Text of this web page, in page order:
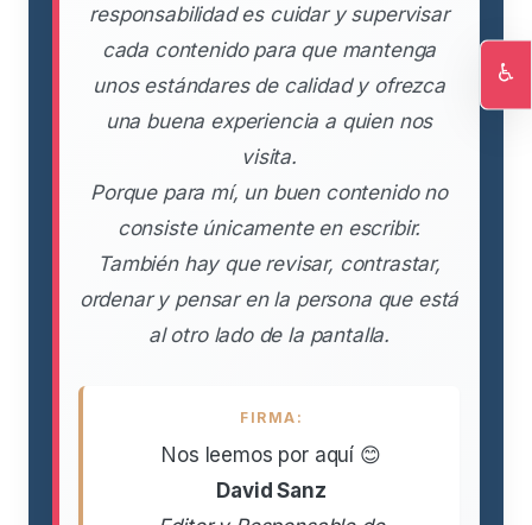
responsabilidad es cuidar y supervisar
cada contenido para que mantenga
unos estándares de calidad y ofrezca
una buena experiencia a quien nos
visita.
Porque para mí, un buen contenido no
consiste únicamente en escribir.
También hay que revisar, contrastar,
ordenar y pensar en la persona que está
al otro lado de la pantalla.
FIRMA:
Nos leemos por aquí 😊
David Sanz
♿